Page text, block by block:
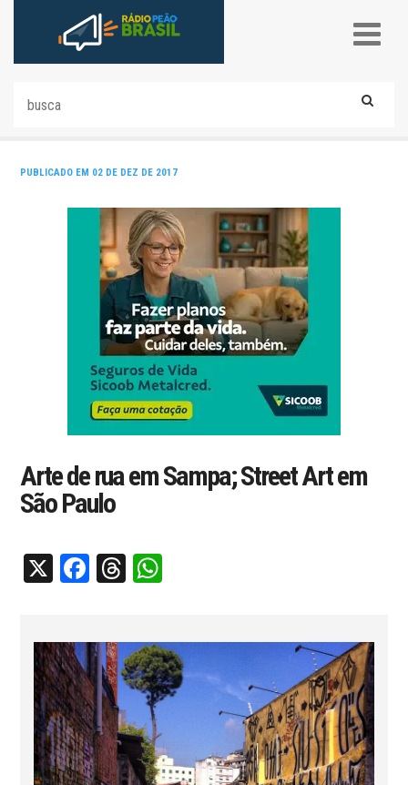
PUBLICADO EM 02 DE DEZ DE 2017
Arte de rua em Sampa; Street Art em
São Paulo
X Facebook
Threads